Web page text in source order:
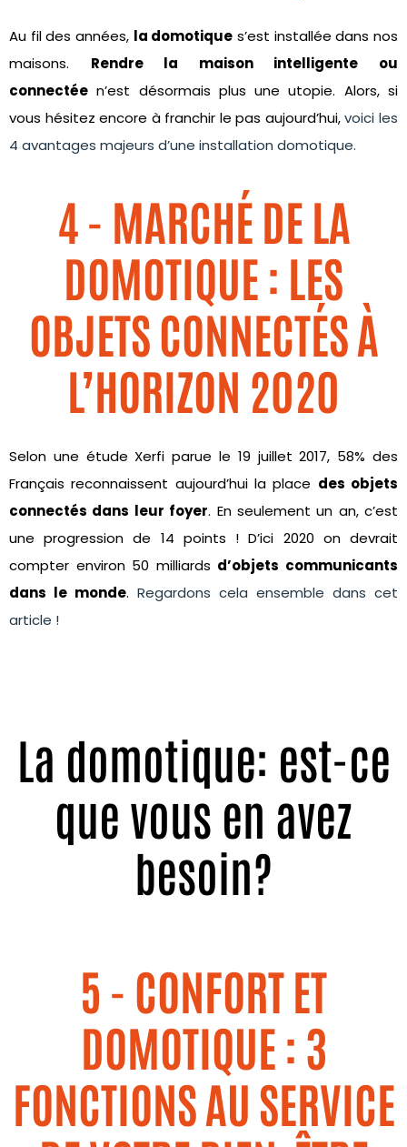
Au fil des années, la domotique s’est installée dans nos
maisons. Rendre la maison intelligente ou
connectée n’est désormais plus une utopie. Alors, si
vous hésitez encore à franchir le pas aujourd’hui,voici les
4 avantages majeurs d’une installation domotique.
4 - MARCHÉ DE LA
DOMOTIQUE : LES
OBJETS CONNECTÉS À
L’HORIZON 2020
Selon une étude Xerfi parue le 19 juillet 2017, 58% des
Français reconnaissent aujourd’hui la place des objets
connectés dans leur foyer. En seulement un an, c’est
une progression de 14 points ! D’ici 2020 on devrait
compter environ 50 milliards d’objets communicants
dans le monde. Regardons cela ensemble dans cet
article !
La domotique: est-ce
que vous en avez
besoin?
5 - CONFORT ET
DOMOTIQUE : 3
FONCTIONS AU SERVICE